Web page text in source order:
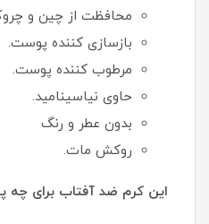
محافظت از چین و
بازسازی کننده پوست.
مرطوب کننده پوست.
حاوی نیاسینامید.
بدون عطر و رنگ
روکش مات.
این کرم ضد آفتاب برای